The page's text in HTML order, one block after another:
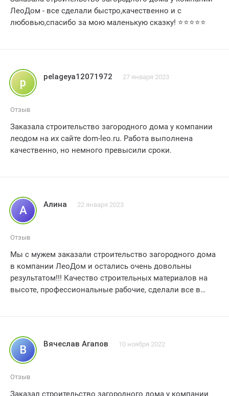
ЛеоДом - все сделали быстро,качественно и с
любовью,спасибо за мою маленькую сказку! ⭐️⭐️⭐️⭐️⭐️
p pelageya12071972 27 января 2023
Отзыв
Заказала строительство загородного дома у компании
леодом на их сайте dom-leo.ru. Работа выполнена
качественно, но немного превысили сроки.
А Алина 22 января 2023
Отзыв
Мы с мужем заказали строительство загородного дома
в компании ЛеоДом и остались очень довольны
результатом!!! Качество строительных материалов на
высоте, профессиональные рабочие, сделали все в
В Вячеслав Агапов 10 ноября 2022
Отзыв
Заказал строительство загородного дома у компании